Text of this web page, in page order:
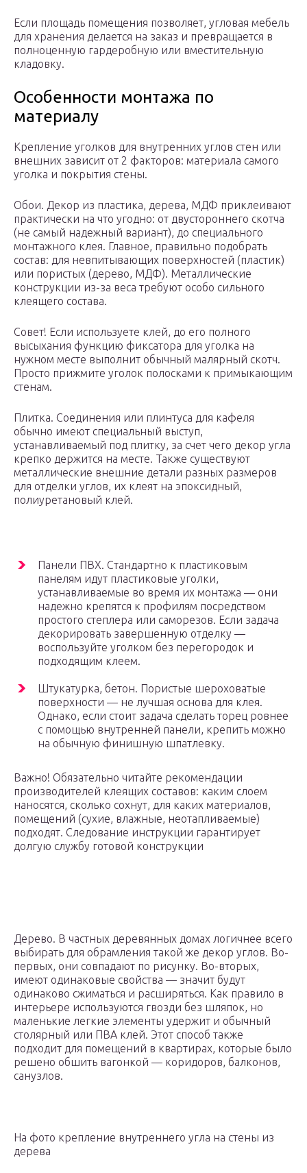
Если площадь помещения позволяет, угловая мебель
для хранения делается на заказ и превращается в
полноценную гардеробную или вместительную
кладовку.
Особенности монтажа по
материалу
Крепление уголков для внутренних углов стен или
внешних зависит от 2 факторов: материала самого
уголка и покрытия стены.
Обои. Декор из пластика, дерева, МДФ приклеивают
практически на что угодно: от двустороннего скотча
(не самый надежный вариант), до специального
монтажного клея. Главное, правильно подобрать
состав: для невпитывающих поверхностей (пластик)
или пористых (дерево, МДФ). Металлические
конструкции из-за веса требуют особо сильного
клеящего состава.
Совет! Если используете клей, до его полного
высыхания функцию фиксатора для уголка на
нужном месте выполнит обычный малярный скотч.
Просто прижмите уголок полосками к примыкающим
стенам.
Плитка. Соединения или плинтуса для кафеля
обычно имеют специальный выступ,
устанавливаемый под плитку, за счет чего декор угла
крепко держится на месте. Также существуют
металлические внешние детали разных размеров
для отделки углов, их клеят на эпоксидный,
полиуретановый клей.
Панели ПВХ. Стандартно к пластиковым
панелям идут пластиковые уголки,
устанавливаемые во время их монтажа — они
надежно крепятся к профилям посредством
простого степлера или саморезов. Если задача
декорировать завершенную отделку —
воспользуйте уголком без перегородок и
подходящим клеем.
Штукатурка, бетон. Пористые шероховатые
поверхности — не лучшая основа для клея.
Однако, если стоит задача сделать торец ровнее
с помощью внутренней панели, крепить можно
на обычную финишную шпатлевку.
Важно! Обязательно читайте рекомендации
производителей клеящих составов: каким слоем
наносятся, сколько сохнут, для каких материалов,
помещений (сухие, влажные, неотапливаемые)
подходят. Следование инструкции гарантирует
долгую службу готовой конструкции
Дерево. В частных деревянных домах логичнее всего
выбирать для обрамления такой же декор углов. Во-
первых, они совпадают по рисунку. Во-вторых,
имеют одинаковые свойства — значит будут
одинаково сжиматься и расширяться. Как правило в
интерьере используются гвозди без шляпок, но
маленькие легкие элементы удержит и обычный
столярный или ПВА клей. Этот способ также
подходит для помещений в квартирах, которые было
решено обшить вагонкой — коридоров, балконов,
санузлов.
На фото крепление внутреннего угла на стены из
дерева